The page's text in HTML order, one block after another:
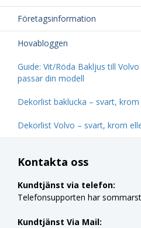
Företagsinformation
Hovabloggen
Guide: Vit/Röda Bakljus till
passar din modell
Dekorlist baklucka – svart,
Dekorlist Volvo – svart, krom
Kontakta oss
Kundtjänst via telefon:
Telefonsupporten har
Kundtjänst Via Mail: